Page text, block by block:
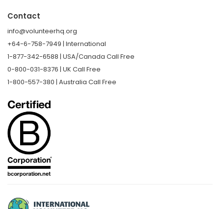
Contact
info@volunteerhq.org
+64-6-758-7949 | International
1-877-342-6588 | USA/Canada Call Free
0-800-031-8376 | UK Call Free
1-800-557-380 | Australia Call Free